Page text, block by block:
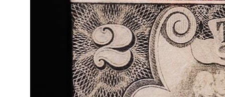
Наб. реки Карповки, 5,
корпус 22, помещение 316,
Санкт-Петербург, 197376